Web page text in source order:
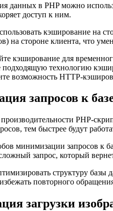
данных в PHP можно
доступ к ним.
кэширование на
на стороне клиента, что
кэширование для
технологию
возможность HTTP-
запросов к
PHP-
тем быстрее будут
минимизации запросов к
запрос, который
структуру базы
повторного
загрузки